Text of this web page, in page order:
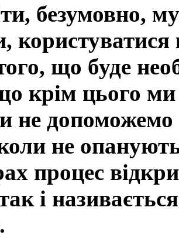
безумовно,
що буде
крім цього ми
не допоможемо
не
процес
і